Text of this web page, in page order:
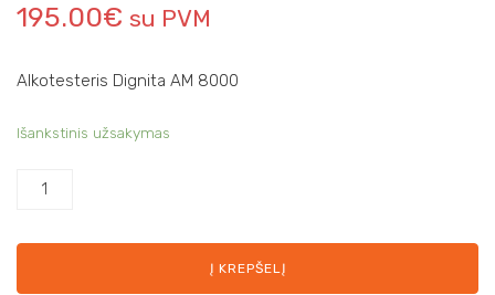
195.00€ su PVM
Alkotesteris Dignita AM 8000
Išankstinis užsakymas
Į KREPŠELĮ